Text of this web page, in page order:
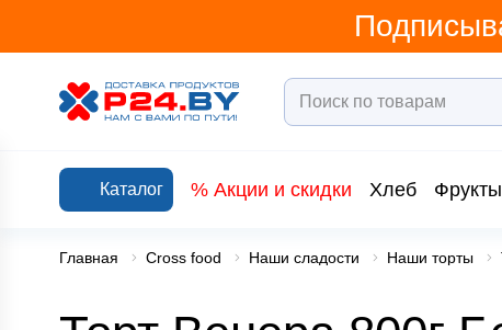
Каталог % Акции и скидки Хлеб
Главная Cross food Наши сладости Наши торты